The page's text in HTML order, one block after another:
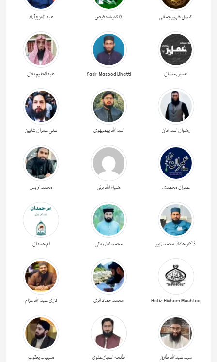
افضل ظہیر جمالی ڈاکٹر شاہ فیض عبد العزیز آزاد
عمیر رمضان Yasir Masood Bhatti عبدالحليم بلال
رضوان اسد خان اسد اللہ بھمبھوی علی عمران شاہین
عمران محمدی ضیاء اللہ برنی محمد اویس
ڈاکٹر حافظ محمد زبیر محمد نثار ربانی ام حمدان
Hafiz Hisham Mushtaq محمد حماد اثری قاری عبد اللہ عزام
سید عبداللہ طارق طلحہ اعجاز علوی صہیب یعقوب